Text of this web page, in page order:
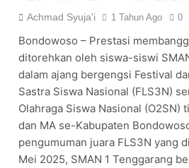
Achmad Syuja'i 1 Tahun Ago 0
Bondowoso – Prestasi
ditorehkan oleh siswa-siswi
dalam ajang bergengsi Festival
Sastra Siswa Nasional (FLS3N)
Olahraga Siswa Nasional (O2SN)
dan MA se-Kabupaten
pengumuman juara FLS3N yang
Mei 2025, SMAN 1 Tenggarang